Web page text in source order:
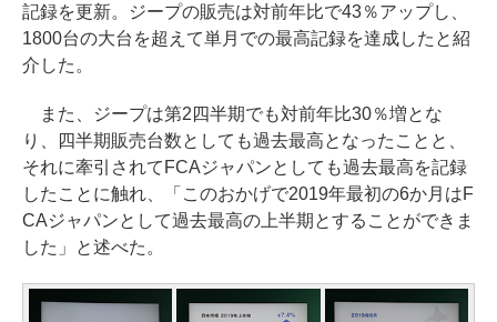
記録を更新。ジープの販売は対前年比で43％アップし、
1800台の大台を超えて単月での最高記録を達成したと紹
介した。
また、ジープは第2四半期でも対前年比30％増とな
り、四半期販売台数としても過去最高となったことと、
それに牽引されてFCAジャパンとしても過去最高を記録
したことに触れ、「このおかげで2019年最初の6か月はF
CAジャパンとして過去最高の上半期とすることができま
した」と述べた。